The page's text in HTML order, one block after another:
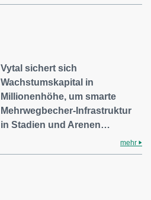
Vytal sichert sich
Wachstumskapital in
Millionenhöhe, um smarte
Mehrwegbecher-Infrastruktur
in Stadien und Arenen…
mehr